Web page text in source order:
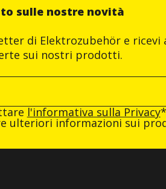
sulle nostre novità
di Elektrozubehör e ricevi
sui nostri prodotti.
l'informativa sulla Privacy*
ulteriori informazioni sui